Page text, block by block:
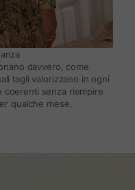
davvero, come
tagli valorizzano in ogni
coerenti senza riempire
qualche mese.